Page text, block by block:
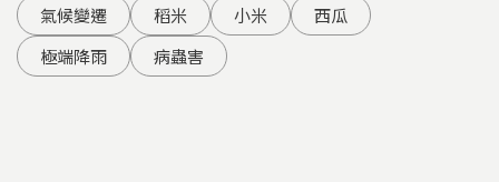
氣候變遷 稻米 小米
西瓜
極端降雨
病蟲害